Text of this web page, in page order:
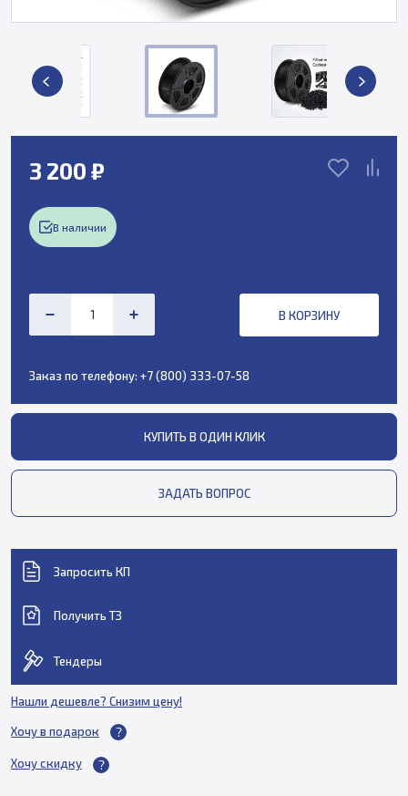
3 200 ₽
В наличии
В КОРЗИНУ
Заказ по телефону: +7 (800) 333-07-58
КУПИТЬ В ОДИН КЛИК
ЗАДАТЬ ВОПРОС
Запросить КП
Получить ТЗ
Тендеры
Нашли дешевле? Снизим цену!
Хочу в подарок
Хочу скидку